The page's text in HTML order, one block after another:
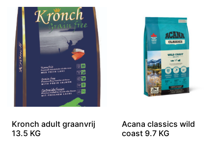
Kronch adult graanvrij
13.5 KG
Acana classics wild
coast 9.7 KG